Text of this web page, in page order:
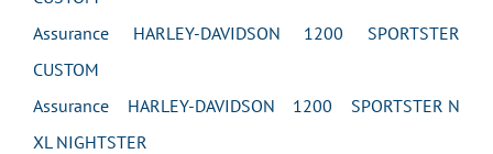
Assurance HARLEY-DAVIDSON 1200 SPORTSTER
CUSTOM
Assurance HARLEY-DAVIDSON 1200 SPORTSTER N
XL NIGHTSTER